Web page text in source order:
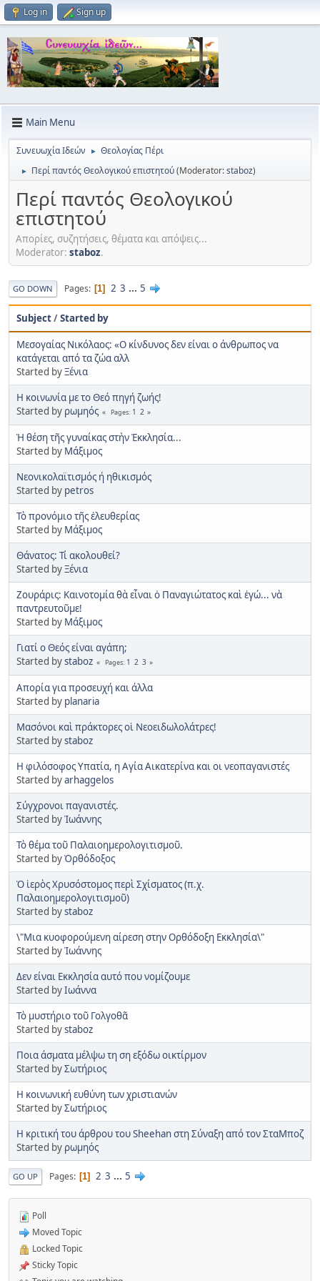
Log in Sign up
Main Menu
Συνευωχία Ιδεών ► Θεολογίας Πέρι
► Περί παντός Θεολογικού επιστητού(Moderator:staboz)
Περί παντός Θεολογικού
επιστητού
Απορίες, συζητήσεις, θέματα και απόψεις...
Moderator: staboz.
GO DOWN Pages 1 2 3 ... 5
Subject/Started by
Μεσογαίας Νικόλαος: «Ο κίνδυνος δεν είναι ο άνθρωπος να
κατάγεται από τα ζώα αλλ
Started byΞένια
Η κοινωνία με το Θεό πηγή ζωής!
Started by ρωμηός Pages 1 2
Ἡ θέση τῆς γυναίκας στὴν Ἐκκλησία...
Started by Μάξιμος
Νεονικολαϊτισμός ή ηθικισμός
Started by petros
Τὸ προνόμιο τῆς ἐλευθερίας
Started by Μάξιμος
Θάνατος: Τί ακολουθεί?
Started byΞένια
Ζουράρις: Καινοτομία θὰ εἶναι ὁ Παναγιώτατος καὶ ἐγώ... νὰ
παντρευτοῦμε!
Started by Μάξιμος
Γιατί ο Θεός είναι αγάπη;
Started bystaboz Pages 1 2 3
Απορία για προσευχή και άλλα
Started by planaria
Μασόνοι καὶ πράκτορες οἱ Νεοειδωλολάτρες!
Started bystaboz
H φιλόσοφος Υπατία, η Αγία Αικατερίνα και οι νεοπαγανιστές
Started byarhaggelos
Σύγχρονοι παγανιστές.
Started byἸωάννης
Τὸ θέμα τοῦ Παλαιοημερολογιτισμοῦ.
Started byὈρθόδοξος
Ὁ ἱερὸς Χρυσόστομος περὶ Σχίσματος (π.χ.
Παλαιοημερολογιτισμοῦ)
Started bystaboz
\"Μια κυοφορούμενη αίρεση στην Ορθόδοξη Εκκλησία\"
Started byἸωάννης
Δεν είναι Εκκλησία αυτό που νομίζουμε
Started byΙωάννα
Τὸ μυστήριο τοῦ Γολγοθᾶ
Started bystaboz
Ποια άσματα μέλψω τη ση εξόδω οικτίρμον
Started byΣωτήριος
Η κοινωνική ευθύνη των χριστιανών
Started byΣωτήριος
Η κριτική του άρθρου του Sheehan στη Σύναξη από τον ΣταΜποζ
Started by ρωμηός
GO UP Pages 1 2 3 ... 5
Poll
Moved Topic
Locked Topic
Sticky Topic